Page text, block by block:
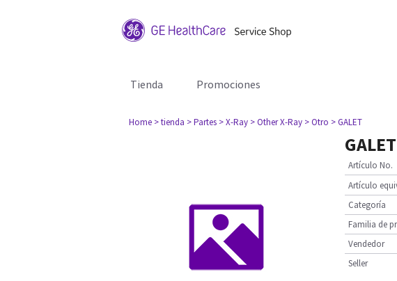
Tienda Promociones
Home > tienda > Partes > X-Ray > Other X-Ray > Otro > GALET
GALET
Artículo No.
Artículo
Categoría
Familia de
Vendedor
Seller